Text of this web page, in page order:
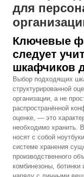
для
Ключевые
следует
шкафчиков
Выбор подходящих
структурированной
организации, а не
распространённой
оценке, — это
необходимо хранить.
носят с собой
системе хранения
производственного
комбинезоны,